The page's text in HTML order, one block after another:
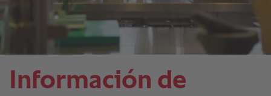
Información de